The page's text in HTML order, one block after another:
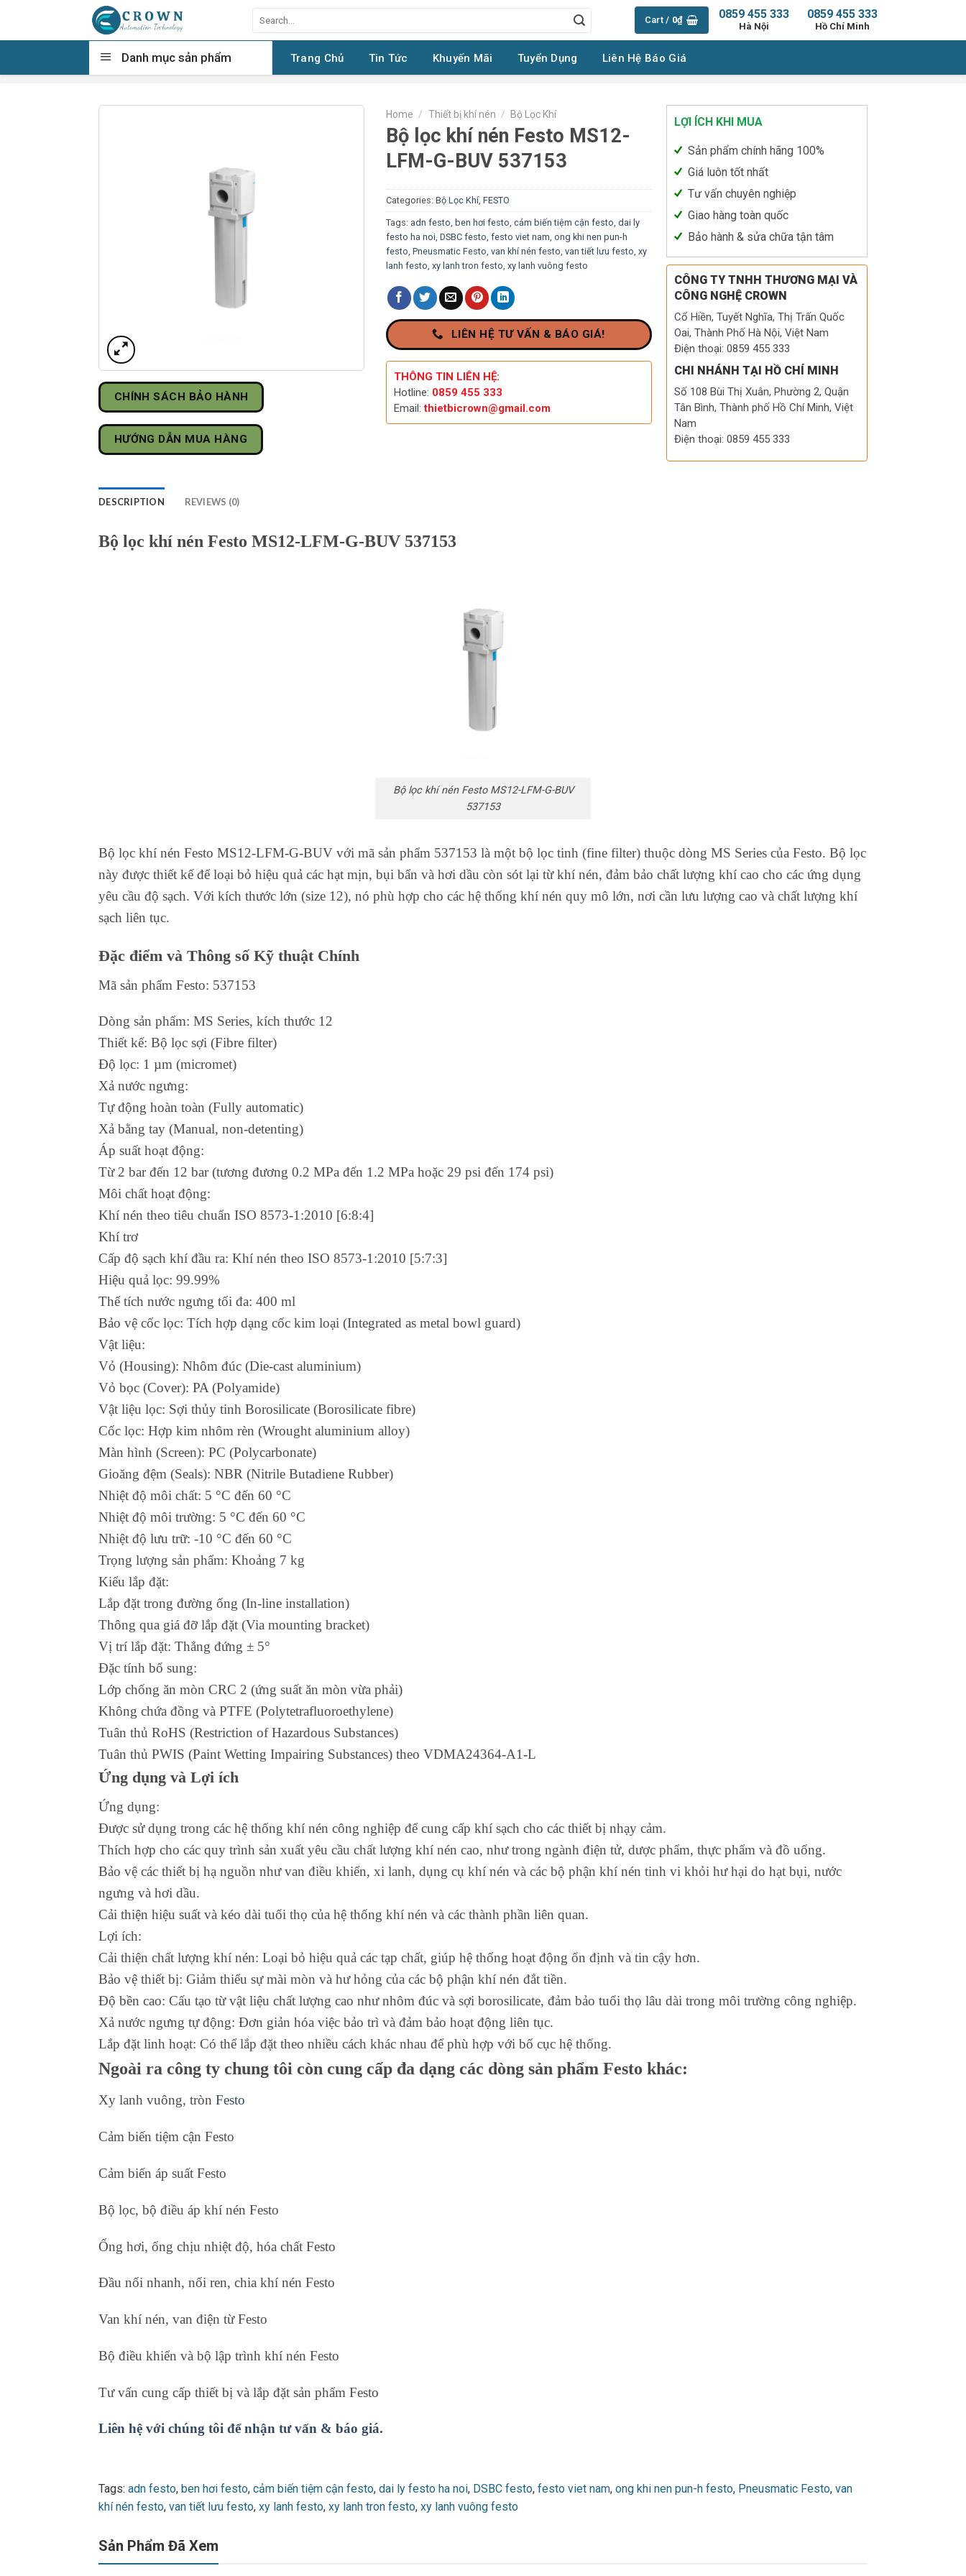
content
for:
Cart / 0₫ 0859 455 333
Hồ Chí Minh
0859 455 333
Hà Nội
Danh mục sản phẩm Trang Chủ Tin Tức Khuyến Mãi Tuyển Dụng Liên Hệ Báo Giá
CHÍNH SÁCH BẢO HÀNH
HƯỚNG DẪN MUA HÀNG
Home / Thiết bị khí nén / Bộ Lọc Khí
Bộ lọc khí nén Festo MS12-
LFM-G-BUV 537153
Categories:Bộ Lọc Khí ,FESTO
Tags: adn festo ben hơi festo ,cảm biến tiệm cận festo ,dai ly
festo ha noi ,DSBC festo ,festo viet nam ,ong khi nen pun-h
festo ,Pneusmatic Festo ,van khí nén festo ,van tiết lưu festo ,xy
lanh festo ,xy lanh tron festo ,xy lanh vuông festo
LIÊN HỆ TƯ VẤN & BÁO GIÁ!
THÔNG TIN LIÊN HỆ:
Hotline: 0859 455 333
Email:thietbicrown@gmail.com
LỢI ÍCH KHI MUA
Sản phẩm chính hãng 100%
Giá luôn tốt nhất
Tư vấn chuyên nghiệp
Giao hàng toàn quốc
Bảo hành & sửa chữa tận tâm
CÔNG TY TNHH THƯƠNG MẠI VÀ
CÔNG NGHỆ CROWN
Cổ Hiền, Tuyết Nghĩa, Thị Trấn Quốc
Oai, Thành Phố Hà Nội, Việt Nam
Điện thoại: 0859 455 333
CHI NHÁNH TẠI HỒ CHÍ MINH
Số 108 Bùi Thị Xuân, Phường 2, Quận
Tân Bình, Thành phố Hồ Chí Minh, Việt
Nam
Điện thoại: 0859 455 333
DESCRIPTION REVIEWS (0)
Bộ lọc khí nén Festo MS12-LFM-G-BUV 537153
Bộ lọc khí nén Festo MS12-LFM-G-BUV
537153
Bộ lọc khí nén Festo MS12-LFM-G-BUV với mã sản phẩm 537153 là một bộ lọc tinh (fine filter) thuộc dòng MS Series của Festo. Bộ lọc
này được thiết kế để loại bỏ hiệu quả các hạt mịn, bụi bẩn và hơi dầu còn sót lại từ khí nén, đảm bảo chất lượng khí cao cho các ứng dụng
yêu cầu độ sạch. Với kích thước lớn (size 12), nó phù hợp cho các hệ thống khí nén quy mô lớn, nơi cần lưu lượng cao và chất lượng khí
sạch liên tục.
Đặc điểm và Thông số Kỹ thuật Chính
Mã sản phẩm Festo: 537153
Dòng sản phẩm: MS Series, kích thước 12
Thiết kế: Bộ lọc sợi (Fibre filter)
Độ lọc: 1 µm (micromet)
Xả nước ngưng:
Tự động hoàn toàn (Fully automatic)
Xả bằng tay (Manual, non-detenting)
Áp suất hoạt động:
Từ 2 bar đến 12 bar (tương đương 0.2 MPa đến 1.2 MPa hoặc 29 psi đến 174 psi)
Môi chất hoạt động:
Khí nén theo tiêu chuẩn ISO 8573-1:2010 [6:8:4]
Khí trơ
Cấp độ sạch khí đầu ra: Khí nén theo ISO 8573-1:2010 [5:7:3]
Hiệu quả lọc: 99.99%
Thể tích nước ngưng tối đa: 400 ml
Bảo vệ cốc lọc: Tích hợp dạng cốc kim loại (Integrated as metal bowl guard)
Vật liệu:
Vỏ (Housing): Nhôm đúc (Die-cast aluminium)
Vỏ bọc (Cover): PA (Polyamide)
Vật liệu lọc: Sợi thủy tinh Borosilicate (Borosilicate fibre)
Cốc lọc: Hợp kim nhôm rèn (Wrought aluminium alloy)
Màn hình (Screen): PC (Polycarbonate)
Gioăng đệm (Seals): NBR (Nitrile Butadiene Rubber)
Nhiệt độ môi chất: 5 °C đến 60 °C
Nhiệt độ môi trường: 5 °C đến 60 °C
Nhiệt độ lưu trữ: -10 °C đến 60 °C
Trọng lượng sản phẩm: Khoảng 7 kg
Kiểu lắp đặt:
Lắp đặt trong đường ống (In-line installation)
Thông qua giá đỡ lắp đặt (Via mounting bracket)
Vị trí lắp đặt: Thẳng đứng ± 5°
Đặc tính bổ sung:
Lớp chống ăn mòn CRC 2 (ứng suất ăn mòn vừa phải)
Không chứa đồng và PTFE (Polytetrafluoroethylene)
Tuân thủ RoHS (Restriction of Hazardous Substances)
Tuân thủ PWIS (Paint Wetting Impairing Substances) theo VDMA24364-A1-L
Ứng dụng và Lợi ích
Ứng dụng:
Được sử dụng trong các hệ thống khí nén công nghiệp để cung cấp khí sạch cho các thiết bị nhạy cảm.
Thích hợp cho các quy trình sản xuất yêu cầu chất lượng khí nén cao, như trong ngành điện tử, dược phẩm, thực phẩm và đồ uống.
Bảo vệ các thiết bị hạ nguồn như van điều khiển, xi lanh, dụng cụ khí nén và các bộ phận khí nén tinh vi khỏi hư hại do hạt bụi, nước
ngưng và hơi dầu.
Cải thiện hiệu suất và kéo dài tuổi thọ của hệ thống khí nén và các thành phần liên quan.
Lợi ích:
Cải thiện chất lượng khí nén: Loại bỏ hiệu quả các tạp chất, giúp hệ thống hoạt động ổn định và tin cậy hơn.
Bảo vệ thiết bị: Giảm thiểu sự mài mòn và hư hỏng của các bộ phận khí nén đắt tiền.
Độ bền cao: Cấu tạo từ vật liệu chất lượng cao như nhôm đúc và sợi borosilicate, đảm bảo tuổi thọ lâu dài trong môi trường công nghiệp.
Xả nước ngưng tự động: Đơn giản hóa việc bảo trì và đảm bảo hoạt động liên tục.
Lắp đặt linh hoạt: Có thể lắp đặt theo nhiều cách khác nhau để phù hợp với bố cục hệ thống.
Ngoài ra công ty chung tôi còn cung cấp đa dạng các dòng sản phẩm Festo khác:
Xy lanh vuông, tròn Festo
Cảm biến tiệm cận Festo
Cảm biến áp suất Festo
Bộ lọc, bộ điều áp khí nén Festo
Ống hơi, ống chịu nhiệt độ, hóa chất Festo
Đầu nối nhanh, nối ren, chia khí nén Festo
Van khí nén, van điện từ Festo
Bộ điều khiển và bộ lập trình khí nén Festo
Tư vấn cung cấp thiết bị và lắp đặt sản phẩm Festo
Liên hệ với chúng tôi để nhận tư vấn & báo giá.
Tags: adn festo, ben hơi festo, cảm biến tiệm cận festo, dai ly festo ha noi, DSBC festo, festo viet nam, ong khi nen pun-h festo, Pneusmatic Festo, van
khí nén festo, van tiết lưu festo, xy lanh festo, xy lanh tron festo, xy lanh vuông festo
Sản Phẩm Đã Xem